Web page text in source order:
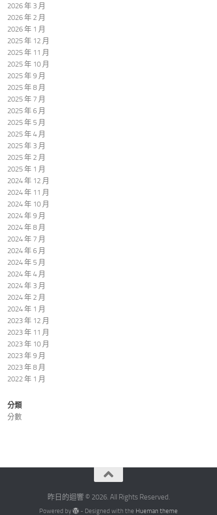
2026 年 3 月
2026 年 2 月
2026 年 1 月
2025 年 12 月
2025 年 11 月
2025 年 10 月
2025 年 9 月
2025 年 8 月
2025 年 7 月
2025 年 6 月
2025 年 5 月
2025 年 4 月
2025 年 3 月
2025 年 2 月
2025 年 1 月
2024 年 12 月
2024 年 11 月
2024 年 10 月
2024 年 9 月
2024 年 8 月
2024 年 7 月
2024 年 6 月
2024 年 5 月
2024 年 4 月
2024 年 3 月
2024 年 2 月
2024 年 1 月
2023 年 12 月
2023 年 11 月
2023 年 10 月
2023 年 9 月
2023 年 8 月
2022 年 1 月
分類
分數
昨日的迴響 © 2026. All Rights Reserved.
Powered by - Designed with the Hueman theme